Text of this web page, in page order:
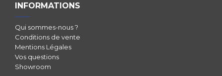
INFORMATIONS
Qui sommes-nous ?
Conditions de vente
Mentions Légales
Vos questions
Showroom